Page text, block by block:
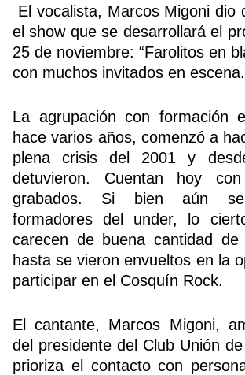
El vocalista, Marcos Migoni dio
el show que se desarrollará el
25 de noviembre: “Farolitos en
con muchos invitados en escena.
La agrupación con formación
hace varios años, comenzó a
plena crisis del 2001 y
detuvieron. Cuentan hoy
grabados. Si bien aún se
formadores del under, lo
carecen de buena cantidad de
hasta se vieron envueltos en la
participar en el Cosquín Rock.
El cantante, Marcos Migoni,
del presidente del Club Unión
prioriza el contacto con
Buscador